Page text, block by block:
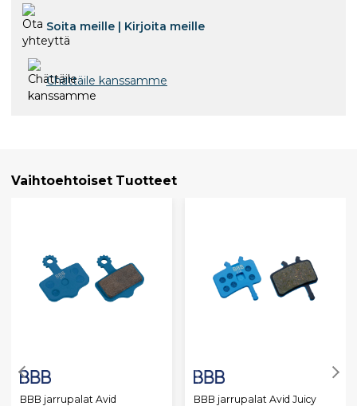
Soita meille | Kirjoita meille
Chättäile kanssamme
Vaihtoehtoiset Tuotteet
BBB jarrupalat Avid
BBB jarrupalat Avid Juicy